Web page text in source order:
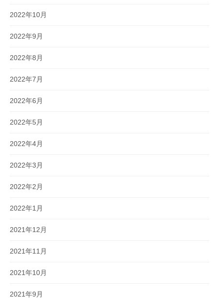
2022年10月
2022年9月
2022年8月
2022年7月
2022年6月
2022年5月
2022年4月
2022年3月
2022年2月
2022年1月
2021年12月
2021年11月
2021年10月
2021年9月